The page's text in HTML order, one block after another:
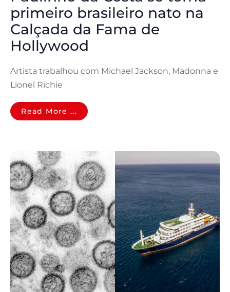
primeiro brasileiro nato na
Calçada da Fama de
Hollywood
Artista trabalhou com Michael Jackson, Madonna e
Lionel Richie
Read More ...